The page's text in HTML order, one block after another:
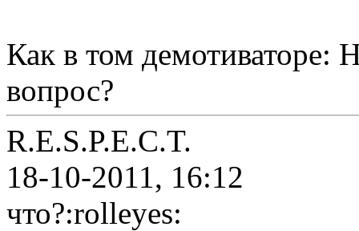
Как в том демотиваторе:
вопрос?
R.E.S.P.E.C.T.
18-10-2011, 16:12
что?:rolleyes: